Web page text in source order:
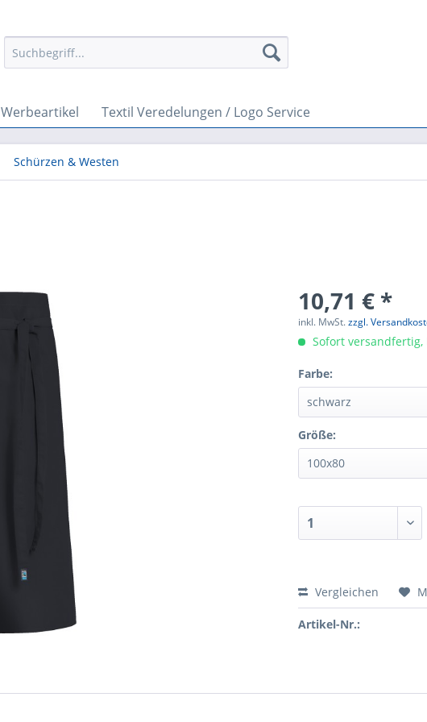
Werbeartikel Textil Veredelungen / Logo Service
Schürzen & Westen
10,71 € *
inkl. MwSt.zzgl.
Sofort versandfertig,
Farbe:
Größe:
Vergleichen
Artikel-Nr.: